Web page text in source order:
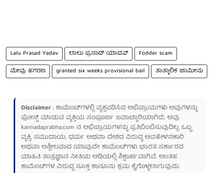
Lalu Prasad Yadav ಲಾಲು ಪ್ರಸಾದ್ ಯಾದವ್
Fodder scam
ಮೇವು ಹಗರಣ
granted six weeks provisional bail ತಾತ್ಕಾಲಿಕ ಜಾಮೀನು
Disclaimer: ಕಾಮೆಂಟ್‌ಗಳಲ್ಲಿ ವ್ಯಕ್ತಪಡಿಸಿದ ಅಭಿಪ್ರಾಯಗಳು ಅವುಗಳನ್ನು
ಪೋಸ್ಟ್ ಮಾಡುವ ವ್ಯಕ್ತಿಯ ಸಂಪೂರ್ಣ ಜವಾಬ್ದಾರಿಯಾಗಿದೆ; ಅವು
kannadaprabha.com ನ ಅಭಿಪ್ರಾಯಗಳನ್ನು ಪ್ರತಿಬಿಂಬಿಸುವುದಿಲ್ಲ. ಒಬ್ಬ
ವ್ಯಕ್ತಿ, ಸಮುದಾಯ, ಧರ್ಮ ಅಥವಾ ದೇಶದ ವಿರುದ್ಧ ಅವಹೇಳನಕಾರಿ
ಅಥವಾ ಅಶ್ಲೀಲವಾದ ಯಾವುದೇ ಕಾಮೆಂಟ್‌ಗಳು ಭಾರತ ಸರ್ಕಾರದ
ಮಾಹಿತಿ ತಂತ್ರಜ್ಞಾನ ನೀತಿಯ ಅಡಿಯಲ್ಲಿ ಶಿಕ್ಷಾರ್ಹವಾಗಿವೆ. ಅಂತಹ
ಕಾಮೆಂಟ್‌ಗಳ ವಿರುದ್ಧ ಸೂಕ್ತ ಕಾನೂನು ಕ್ರಮ ಕೈಗೊಳ್ಳಲಾಗುವುದು.